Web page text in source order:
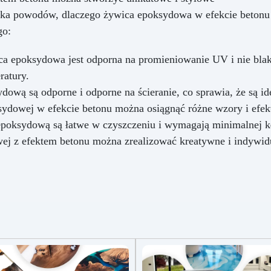
z częścią B
w proporcji 1:1
Na przykład 100 g
wagi. Naczynie do
Czyste, suche i wolne
tłuszczu. Mieszanie: Mieszaj
powoli czystą szpatułką,
mieszankę z boków i
naczynia, aby uzyskać
jednorodną masę. Unikaj
pęcherzyków
detali zaleca się użycie
komory próżniowej.
Przy 25 °C czas
powodów, dlaczego żywica epoksydowa w efekcie betonu
epoksydowa jest odporna na promieniowanie UV i nie
są odporne i odporne na ścieranie, co sprawia, że są
w efekcie betonu można osiągnąć różne wzory i
są łatwe w czyszczeniu i wymagają minimalnej
z efektem betonu można zrealizować kreatywne i